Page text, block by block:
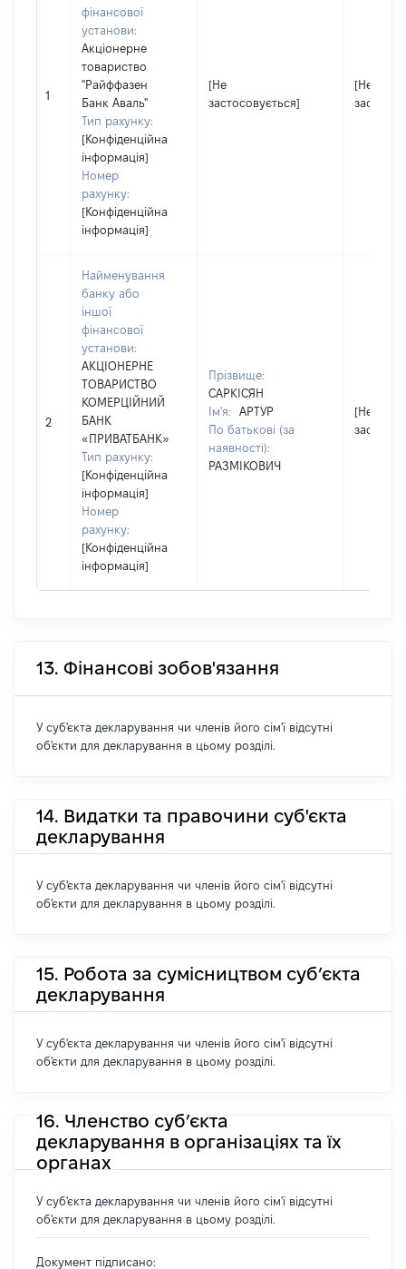
1
фінансової
установи:
Акціонерне
товариство
"Райффазен
Банк Аваль"
Тип рахунку:
[Конфіденційна
інформація]
Номер
рахунку:
[Конфіденційна
інформація]
[Не
застосовується]
[Не
2
Найменування
банку або
іншої
фінансової
установи:
АКЦІОНЕРНЕ
ТОВАРИСТВО
КОМЕРЦІЙНИЙ
БАНК
«ПРИВАТБАНК»
Тип рахунку:
[Конфіденційна
інформація]
Номер
рахунку:
[Конфіденційна
інформація]
Прізвище:
САРКІСЯН
Ім'я:
АРТУР
По батькові (за
наявності):
РАЗМІКОВИЧ
[Не
13. Фінансові зобов'язання
У суб'єкта декларування чи членів його сім'ї відсутні
об'єкти для декларування в цьому розділі.
14. Видатки та правочини суб'єкта
декларування
У суб'єкта декларування чи членів його сім'ї відсутні
об'єкти для декларування в цьому розділі.
15. Робота за сумісництвом суб’єкта
декларування
У суб'єкта декларування чи членів його сім'ї відсутні
об'єкти для декларування в цьому розділі.
16. Членство суб’єкта
декларування в організаціях та їх
органах
У суб'єкта декларування чи членів його сім'ї відсутні
об'єкти для декларування в цьому розділі.
Документ підписано: